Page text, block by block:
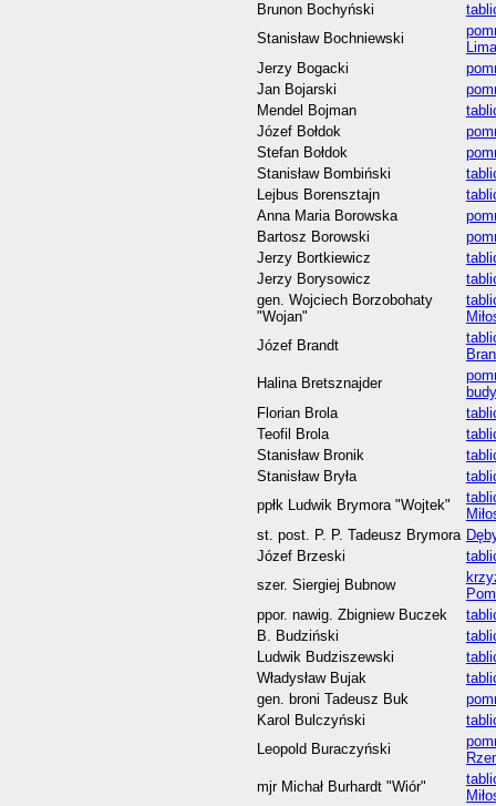
Brunon Bochyński
Stanisław Bochniewski
Jerzy Bogacki
Jan Bojarski
Mendel Bojman
Józef Bołdok
Stefan Bołdok
Stanisław Bombiński
Lejbus Borensztajn
Anna Maria Borowska
Bartosz Borowski
Jerzy Bortkiewicz
Jerzy Borysowicz
gen. Wojciech Borzobohaty
"Wojan"
Józef Brandt
Halina Bretsznajder
Florian Brola
Teofil Brola
Stanisław Bronik
Stanisław Bryła
ppłk Ludwik Brymora "Wojtek"
st. post. P. P. Tadeusz Brymora
Józef Brzeski
szer. Siergiej Bubnow
ppor. nawig. Zbigniew Buczek
B. Budziński
Ludwik Budziszewski
Władysław Bujak
gen. broni Tadeusz Buk
Karol Bulczyński
Leopold Buraczyński
mjr Michał Burhardt "Wiór"